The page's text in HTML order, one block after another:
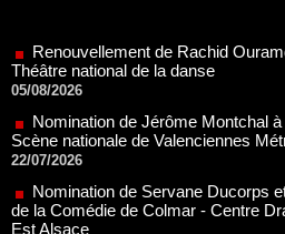
05/08/2026
Nomination de Jérôme Montchal à
Scène nationale de Valenciennes
22/07/2026
Nomination de Servane Ducorps
de la Comédie de Colmar - Centre
Est Alsace
07/07/2026